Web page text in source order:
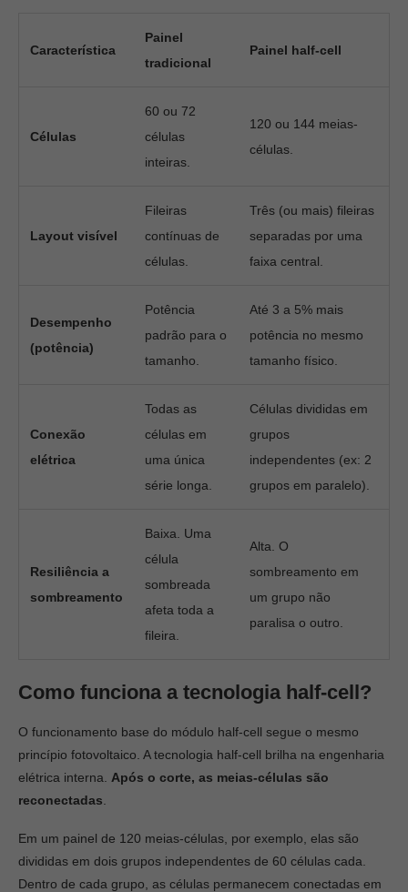
Característica
Painel
tradicional
Painel half-cell
Células
60 ou 72
células
inteiras.
120 ou 144 meias-
células.
Layout visível
Fileiras
contínuas de
células.
Três (ou mais) fileiras
separadas por uma
faixa central.
Desempenho
(potência)
Potência
padrão para o
tamanho.
Até 3 a 5% mais
potência no mesmo
tamanho físico.
Conexão
elétrica
Todas as
células em
uma única
série longa.
Células divididas em
grupos
independentes (ex: 2
grupos em paralelo).
Resiliência a
sombreamento
Baixa. Uma
célula
sombreada
afeta toda a
fileira.
Alta. O
sombreamento em
um grupo não
paralisa o outro.
Como funciona a tecnologia half-cell?
O funcionamento base do módulo half-cell segue o mesmo
princípio fotovoltaico. A tecnologia half-cell brilha na engenharia
elétrica interna. Após o corte, as meias-células são
reconectadas
Em um painel de 120 meias-células, por exemplo, elas são
divididas em dois grupos independentes de 60 células cada.
Dentro de cada grupo, as células permanecem conectadas em